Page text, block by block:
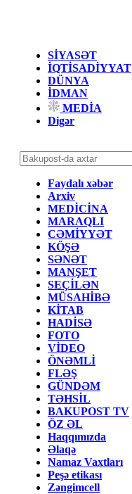
SİYASƏT
İQTİSADİYYAT
DÜNYA
İDMAN
MEDİA
Digər
Faydalı xəbər
Arxiv
MEDİCİNA
MARAQLI
CƏMİYYƏT
KÖŞƏ
SƏNƏT
MANŞET
SEÇİLƏN
MÜSAHİBƏ
KİTAB
HADİSƏ
FOTO
VİDEO
ÖNƏMLİ
FLƏŞ
GÜNDƏM
TƏHSİL
BAKUPOST TV
ÖZ ƏL
Haqqımızda
Əlaqə
Namaz Vaxtları
Peşə etikası
Zəngimcell